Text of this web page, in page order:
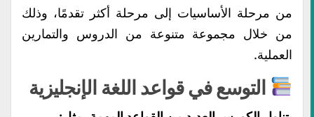
من مرحلة الأساسيات إلى مرحلة أكثر تقدمًا، وذلك
من خلال مجموعة متنوعة من الدروس والتمارين
العملية.
التوسع في قواعد اللغة الإنجليزية